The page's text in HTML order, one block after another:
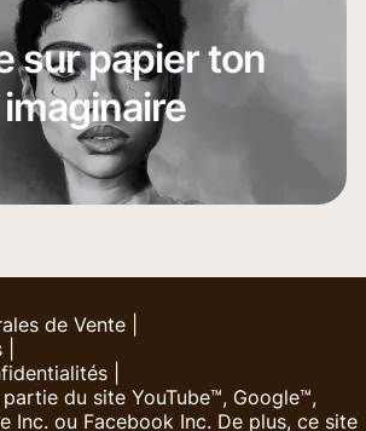
sur papier ton
imaginaire
de Vente
du site YouTube™, Google™,
Inc. ou Facebook Inc. De plus, ce site